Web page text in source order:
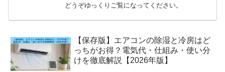
どうぞゆっくりご覧になってください。
【保存版】エアコンの除湿と冷房はど
っちがお得？電気代・仕組み・使い分
けを徹底解説【2026年版】